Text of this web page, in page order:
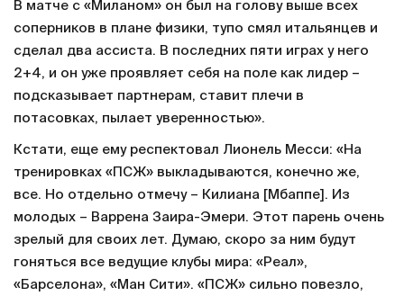
В матче с «Миланом» он был на голову выше всех
соперников в плане физики, тупо смял итальянцев и
сделал два ассиста. В последних пяти играх у него
2+4, и он уже проявляет себя на поле как лидер –
подсказывает партнерам, ставит плечи в
потасовках, пылает уверенностью».
Кстати, еще ему респектовал Лионель Месси: «На
тренировках «ПСЖ» выкладываются, конечно же,
все. Но отдельно отмечу – Килиана [Мбаппе]. Из
молодых – Варрена Заира-Эмери. Этот парень очень
зрелый для своих лет. Думаю, скоро за ним будут
гоняться все ведущие клубы мира: «Реал»,
«Барселона», «Ман Сити». «ПСЖ» сильно повезло,